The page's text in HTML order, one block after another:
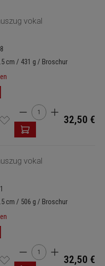
vokal
cm / 431 g / Broschur
Produkt Anzahl: Gib
32,50 €
vokal
cm / 506 g / Broschur
Produkt Anzahl: Gib
32,50 €